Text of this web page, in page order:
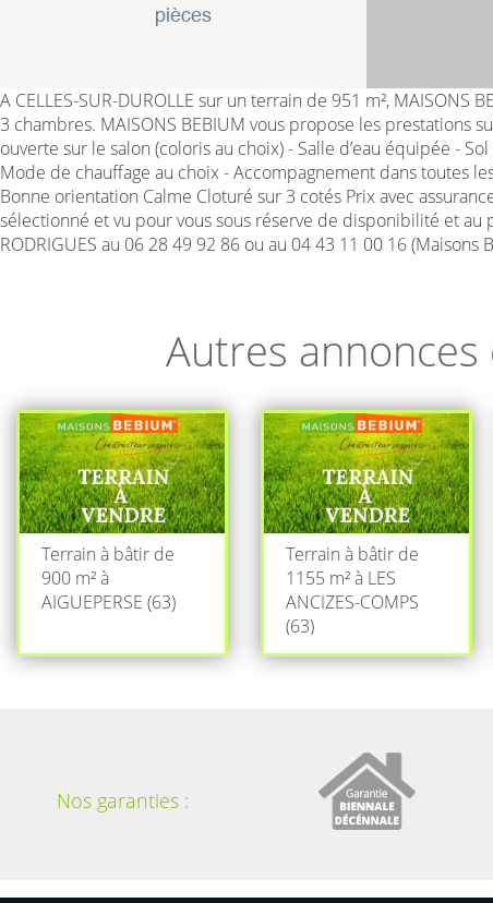
pièces
A CELLES-SUR-DUROLLE sur un terrain de 951 m²,
3 chambres. MAISONS BEBIUM vous propose les prestations
ouverte sur le salon (coloris au choix) - Salle d’eau équipée -
Mode de chauffage au choix - Accompagnement dans toutes
Bonne orientation Calme Cloturé sur 3 cotés Prix avec
sélectionné et vu pour vous sous réserve de disponibilité et
RODRIGUES au 06 28 49 92 86 ou au 04 43 11 00 16
Autres
Terrain à bâtir de
900 m² à
AIGUEPERSE (63)
Terrain à bâtir de
1155 m² à LES
ANCIZES-COMPS
(63)
Nos garanties :